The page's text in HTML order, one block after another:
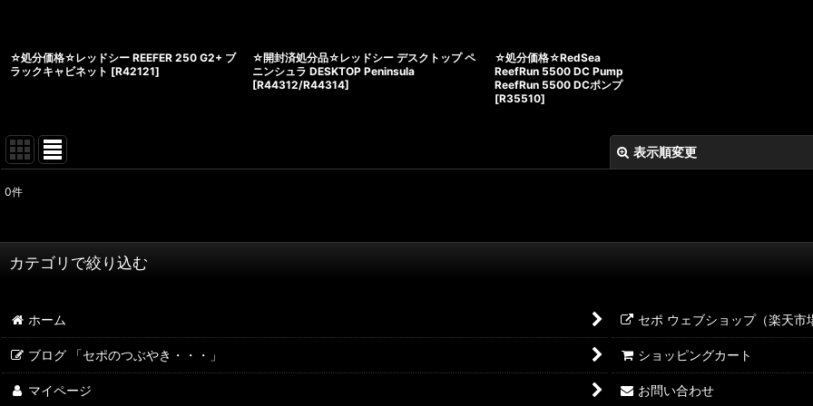
☆処分価格☆レッドシー REEFER 250 G2+ ブ
ラックキャビネット [R42121]
☆開封済処分品☆レッドシー デスクトップ ペ
ニンシュラ DESKTOP Peninsula
[R44312/R44314]
☆処分価格☆RedSea
ReefRun 5500 DC Pump
ReefRun 5500 DCポンプ
[R35510]
表示順変更
表示数 :
絞り込む
0件
カテゴリで絞り込む
水槽 REEFER,RedSea MAXシリーズ (全商品)
ReefControl シリーズ
ホーム セポ ウェブショップ（楽天市
ブログ 「セポのつぶやき・・・」 ショッピングカート
マイページ お問い合わせ